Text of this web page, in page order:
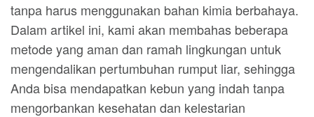
tanpa harus menggunakan bahan kimia berbahaya.
Dalam artikel ini, kami akan membahas beberapa
metode yang aman dan ramah lingkungan untuk
mengendalikan pertumbuhan rumput liar, sehingga
Anda bisa mendapatkan kebun yang indah tanpa
mengorbankan kesehatan dan kelestarian